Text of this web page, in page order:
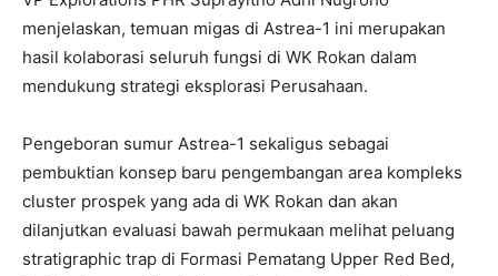
menjelaskan, temuan migas di Astrea-1 ini merupakan
hasil kolaborasi seluruh fungsi di WK Rokan dalam
mendukung strategi eksplorasi Perusahaan.
Pengeboran sumur Astrea-1 sekaligus sebagai
pembuktian konsep baru pengembangan area kompleks
cluster prospek yang ada di WK Rokan dan akan
dilanjutkan evaluasi bawah permukaan melihat peluang
stratigraphic trap di Formasi Pematang Upper Red Bed,